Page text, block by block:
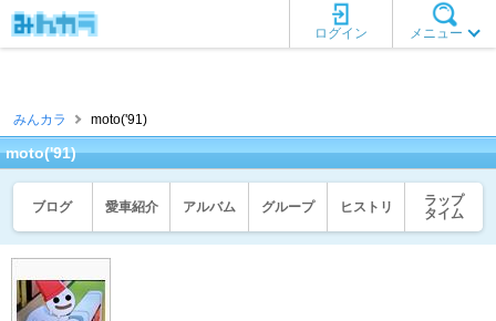
メニュー
ログイン
みんカラ moto('91)
moto('91)
ブログ 愛車紹介 アルバム グループ ヒストリ
ラップ
タイム